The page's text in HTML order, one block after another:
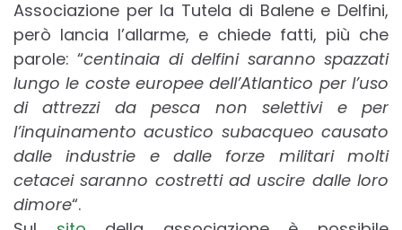
Associazione per la Tutela di Balene e Delfini,
però lancia l’allarme, e chiede fatti, più che
parole: “centinaia di delfini saranno spazzati
lungo le coste europee dell’Atlantico per l’uso
di attrezzi da pesca non selettivi e per
l’inquinamento acustico subacqueo causato
dalle industrie e dalle forze militari molti
cetacei saranno costretti ad uscire dalle loro
dimore“.